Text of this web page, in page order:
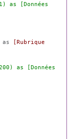
as [Données
as
[Rubrique
as [Données